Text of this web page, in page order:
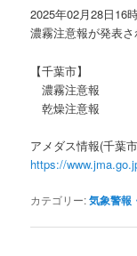
2025年02月28日16
濃霧注意報が発表さ
【千葉市】
濃霧注意報
乾燥注意報
アメダス情報(千葉
https://
カテゴリー:気象警報